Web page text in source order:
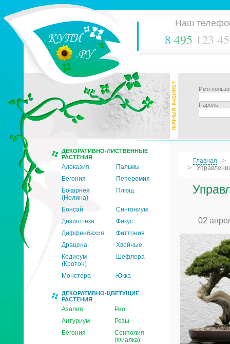
Наш
8 495 123
Имя
Пароль
ДЕКОРАТИВНО-ЛИСТВЕННЫЕ
РАСТЕНИЯ
Алоказия
Пальмы
Бегония
Пеперомия
Бокарнея
(Нолина)
Плющ
Бонсай
Сингониум
Дизиготека
Фикус
Диффенбахия
Фиттония
Драцена
Хвойные
Кодиеум
(Кротон)
Шефлера
Монстера Юкка
ДЕКОРАТИВНО-ЦВЕТУЩИЕ
РАСТЕНИЯ
Азалия
Рео
Антуриум
Розы
Бегония
Сенполия
(Фиалка)
Главная
02